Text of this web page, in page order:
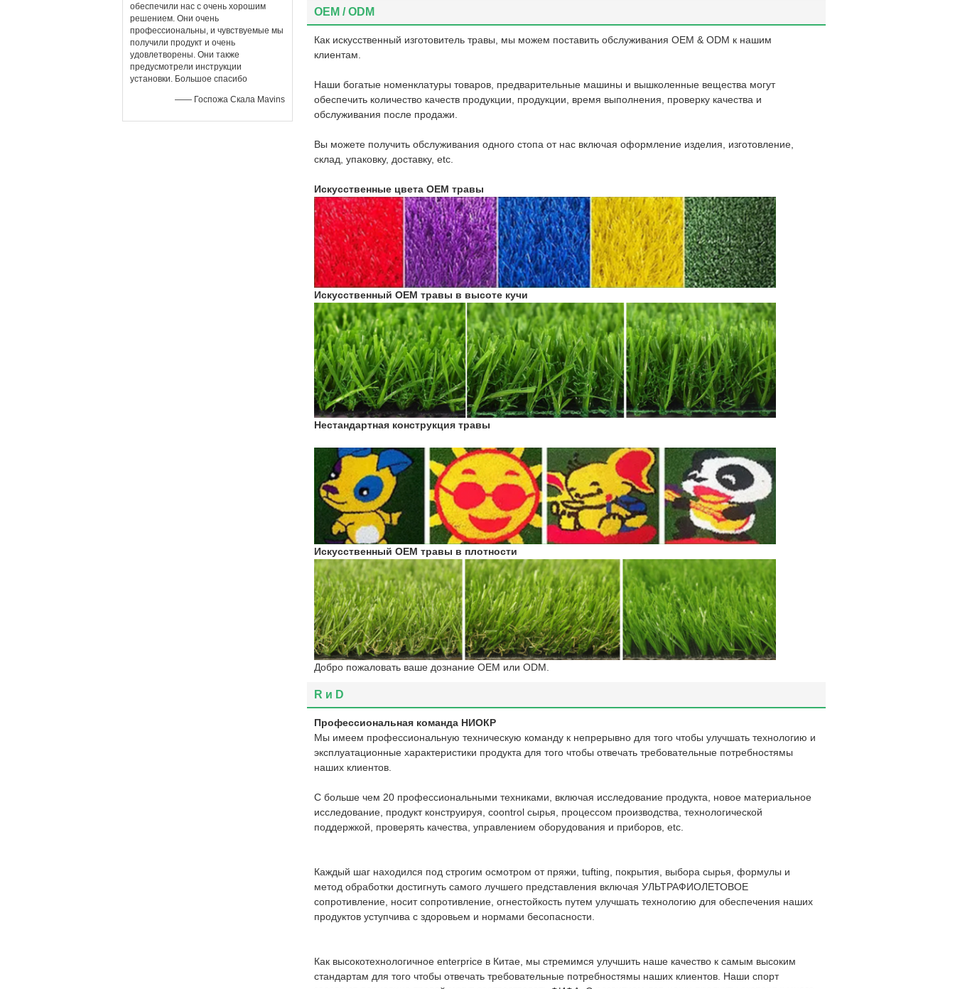
обеспечили нас с очень хорошим
решением. Они очень
профессиональны, и чувствуемые мы
получили продукт и очень
удовлетворены. Они также
предусмотрели инструкции
установки. Большое спасибо
—— Госпожа Скала Mavins
OEM / ODM
Как искусственный изготовитель травы, мы можем поставить обслуживания OEM & ODM к нашим
клиентам.
Наши богатые номенклатуры товаров, предварительные машины и вышколенные вещества могут
обеспечить количество качеств продукции, продукции, время выполнения, проверку качества и
обслуживания после продажи.
Вы можете получить обслуживания одного стопа от нас включая оформление изделия, изготовление,
склад, упаковку, доставку, etc.
Искусственные цвета OEM травы
Искусственный OEM травы в высоте кучи
Нестандартная конструкция травы
Искусственный OEM травы в плотности
Добро пожаловать ваше дознание OEM или ODM.
R и D
Профессиональная команда НИОКР
Мы имеем профессиональную техническую команду к непрерывно для того чтобы улучшать технологию и
эксплуатационные характеристики продукта для того чтобы отвечать требовательные потребностямы
наших клиентов.
С больше чем 20 профессиональными техниками, включая исследование продукта, новое материальное
исследование, продукт конструируя, coontrol сырья, процессом производства, технологической
поддержкой, проверять качества, управлением оборудования и приборов, etc.
Каждый шаг находился под строгим осмотром от пряжи, tufting, покрытия, выбора сырья, формулы и
метод обработки достигнуть самого лучшего представления включая УЛЬТРАФИОЛЕТОВОЕ
сопротивление, носит сопротивление, огнестойкость путем улучшать технологию для обеспечения наших
продуктов уступчива с здоровьем и нормами бесопасности.
Как высокотехнологичное enterprice в Китае, мы стремимся улучшить наше качество к самым высоким
стандартам для того чтобы отвечать требовательные потребностямы наших клиентов. Наши спорт